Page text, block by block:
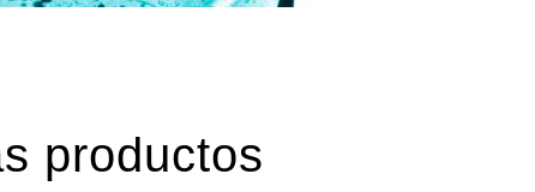
productos